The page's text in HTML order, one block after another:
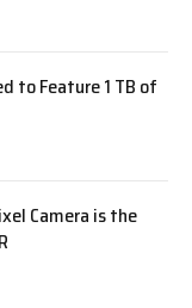
to Feature 1 TB of
Camera is the